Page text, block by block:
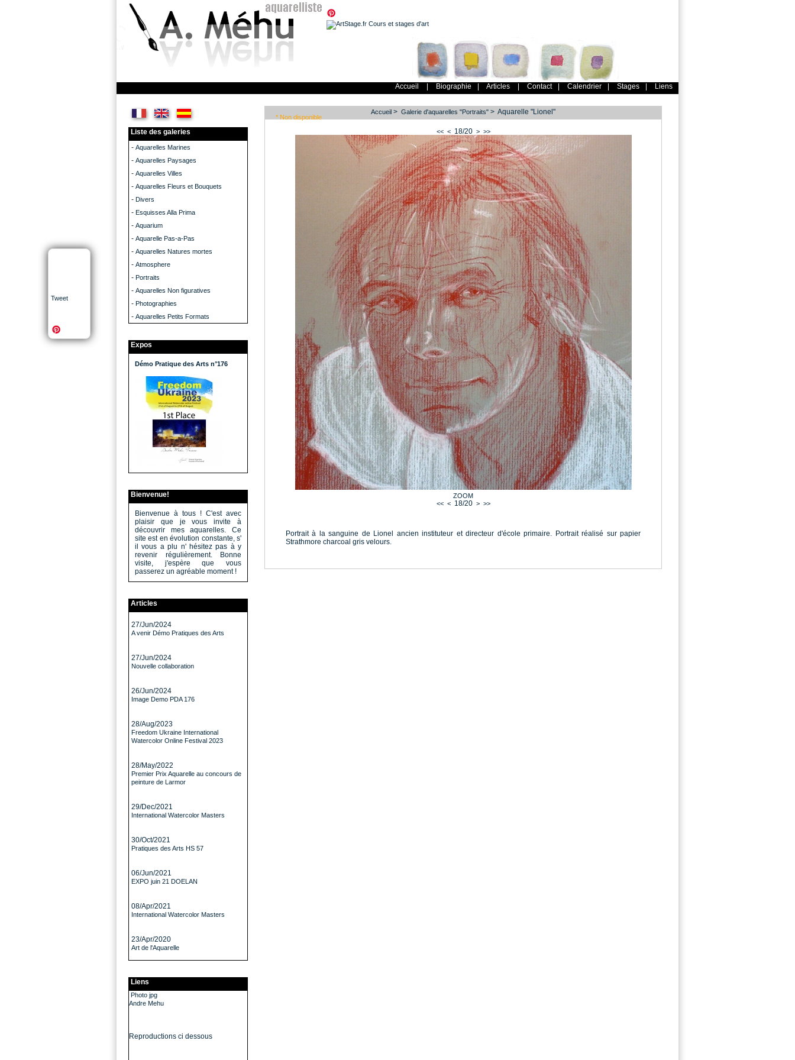
Tweet
Accueil Biographie Articles Contact Calendrier Stages Liens
Liste des galeries
- Aquarelles Marines
- Aquarelles Paysages
- Aquarelles Villes
- Aquarelles Fleurs et Bouquets
- Divers
- Esquisses Alla Prima
- Aquarium
- Aquarelle Pas-a-Pas
- Aquarelles Natures mortes
- Atmosphere
- Portraits
- Aquarelles Non figuratives
- Photographies
- Aquarelles Petits Formats
Expos
Démo Pratique des Arts n°176
Bienvenue!
Bienvenue à tous ! C'est avec
plaisir que je vous invite à
découvrir mes aquarelles. Ce
site est en évolution constante, s'
il vous a plu n' hésitez pas à y
revenir régulièrement. Bonne
visite, j'espère que vous
passerez un agréable moment !
Articles
27/Jun/2024
A venir Démo Pratiques des Arts
27/Jun/2024
Nouvelle collaboration
26/Jun/2024
Image Demo PDA 176
28/Aug/2023
Freedom Ukraine International
Watercolor Online Festival 2023
28/May/2022
Premier Prix Aquarelle au concours de
peinture de Larmor
29/Dec/2021
International Watercolor Masters
30/Oct/2021
Pratiques des Arts HS 57
06/Jun/2021
EXPO juin 21 DOELAN
08/Apr/2021
International Watercolor Masters
23/Apr/2020
Art de l'Aquarelle
Liens
Photo jpg
Andre Mehu
Reproductions ci dessous
Accueil > Galerie d'aquarelles "Portraits" > Aquarelle "Lionel"
* Non disponible
<< <18/20 > >>
ZOOM
<< <18/20 > >>
Portrait à la sanguine de Lionel ancien instituteur et directeur d'école primaire. Portrait réalisé sur papier
Strathmore charcoal gris velours.